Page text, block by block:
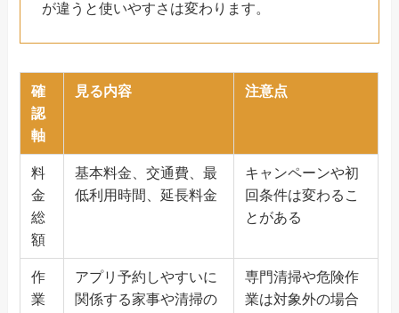
が違うと使いやすさは変わります。
確
認
軸
見る内容 注意点
料
金
総
額
基本料金、交通費、最
低利用時間、延長料金
キャンペーンや初
回条件は変わるこ
とがある
作
業
アプリ予約しやすいに
関係する家事や清掃の
専門清掃や危険作
業は対象外の場合